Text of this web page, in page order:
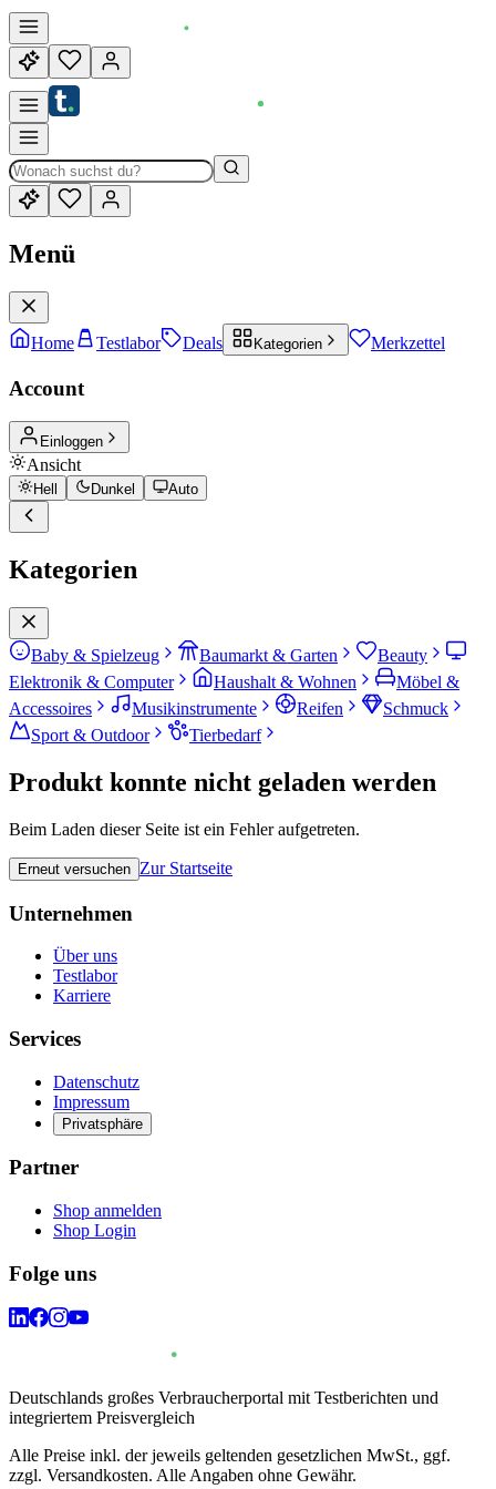
Menü
Home Testlabor Deals Kategorien Merkzettel
Account
Einloggen
Ansicht
Hell Dunkel Auto
Kategorien
Baby & Spielzeug Baumarkt & Garten
Beauty
Elektronik & Computer
Haushalt & Wohnen
Möbel &
Accessoires
Musikinstrumente Reifen
Schmuck
Sport & Outdoor
Tierbedarf
Produkt konnte nicht geladen werden
Beim Laden dieser Seite ist ein Fehler aufgetreten.
Erneut versuchen Zur Startseite
Unternehmen
Über uns
Testlabor
Karriere
Services
Datenschutz
Impressum
Privatsphäre
Partner
Shop anmelden
Shop Login
Folge uns
Deutschlands großes Verbraucherportal mit Testberichten und
integriertem Preisvergleich
Alle Preise inkl. der jeweils geltenden gesetzlichen MwSt., ggf.
zzgl. Versandkosten. Alle Angaben ohne Gewähr.